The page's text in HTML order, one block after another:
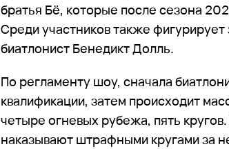
братья Бё, которые после сезона
Среди участников также
биатлонист Бенедикт Долль.
По регламенту шоу, сначала
квалификации, затем происходит
четыре огневых рубежа, пять
наказывают штрафными кругами за